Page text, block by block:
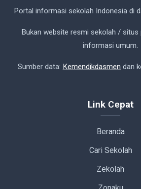
Portal informasi sekolah Indonesia di
Bukan website resmi sekolah / situs
informasi umum.
Sumber data: Kemendikdasmen dan
Link Cepat
Beranda
Cari Sekolah
Zekolah